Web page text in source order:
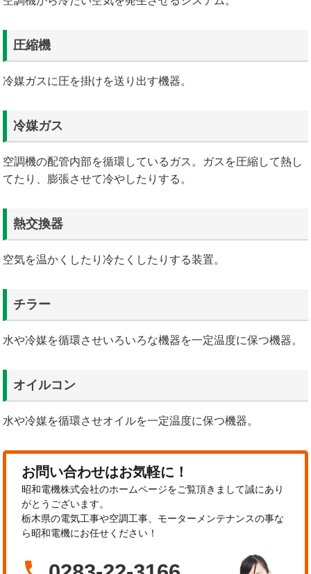
圧縮機
冷媒ガスに圧を掛けを送り出す機器。
冷媒ガス
空調機の配管内部を循環しているガス。ガスを圧縮して熱し
てたり、膨張させて冷やしたりする。
熱交換器
空気を温かくしたり冷たくしたりする装置。
チラー
水や冷媒を循環させいろいろな機器を一定温度に保つ機器。
オイルコン
水や冷媒を循環させオイルを一定温度に保つ機器。
お問い合わせはお気軽に！
昭和電機株式会社のホームページをご覧頂きまして誠にあり
がとうございます。
栃木県の電気工事や空調工事、モーターメンテナンスの事な
ら昭和電機にお任せください！